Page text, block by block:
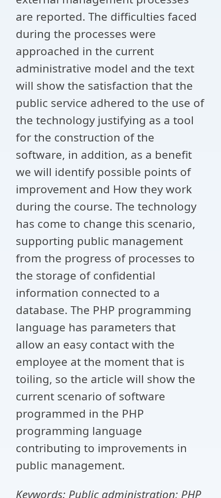
are reported. The difficulties faced
during the processes were
approached in the current
administrative model and the text
will show the satisfaction that the
public service adhered to the use of
the technology justifying as a tool
for the construction of the
software, in addition, as a benefit
we will identify possible points of
improvement and How they work
during the course. The technology
has come to change this scenario,
supporting public management
from the progress of processes to
the storage of confidential
information connected to a
database. The PHP programming
language has parameters that
allow an easy contact with the
employee at the moment that is
toiling, so the article will show the
current scenario of software
programmed in the PHP
programming language
contributing to improvements in
public management.
Keywords: Public administration; PHP